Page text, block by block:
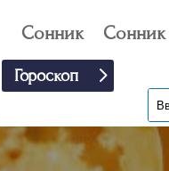
Сонник
Гороскоп